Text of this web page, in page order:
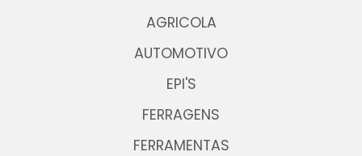
AGRICOLA
AUTOMOTIVO
EPI'S
FERRAGENS
FERRAMENTAS